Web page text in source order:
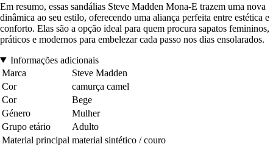
Em resumo, essas sandálias Steve Madden Mona-E trazem uma nova
dinâmica ao seu estilo, oferecendo uma aliança perfeita entre estética e
conforto. Elas são a opção ideal para quem procura sapatos femininos,
práticos e modernos para embelezar cada passo nos dias ensolarados.
Informações adicionais
Marca
Steve Madden
Cor
camurça camel
Cor
Bege
Género
Mulher
Grupo etário
Adulto
Material principal material sintético / couro